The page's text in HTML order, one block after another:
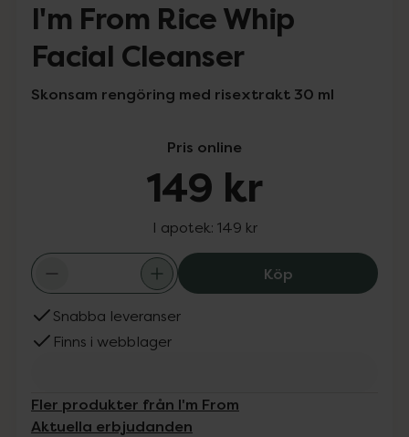
I'm From Rice Whip
Facial Cleanser
Skonsam rengöring med risextrakt 30 ml
Pris online
149 kr
I apotek: 149 kr
KöpI'm From Rice
Snabba leveranser
Finns i webblager
Fler produkter från I'm From
Aktuella erbjudanden